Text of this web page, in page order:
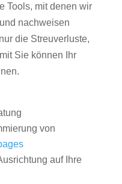
Tools, mit denen wir
nachweisen
die Streuverluste,
Sie können Ihr
von
auf Ihre